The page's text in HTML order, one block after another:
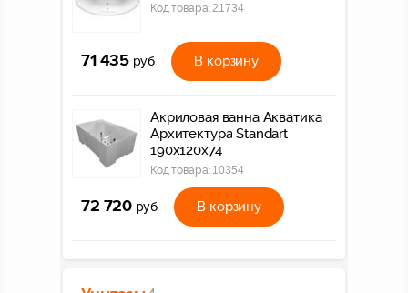
Код товара: 21734
71 435 руб В корзину
Акриловая ванна Акватика
Архитектура Standart
190x120х74
Код товара: 10354
72 720 руб В корзину
4